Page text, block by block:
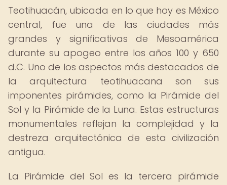
Teotihuacán, ubicada en lo que hoy es México
central, fue una de las ciudades más
grandes y significativas de Mesoamérica
durante su apogeo entre los años 100 y 650
d.C. Uno de los aspectos más destacados de
la arquitectura teotihuacana son sus
imponentes pirámides, como la Pirámide del
Sol y la Pirámide de la Luna. Estas estructuras
monumentales reflejan la complejidad y la
destreza arquitectónica de esta civilización
antigua.
La Pirámide del Sol es la tercera pirámide